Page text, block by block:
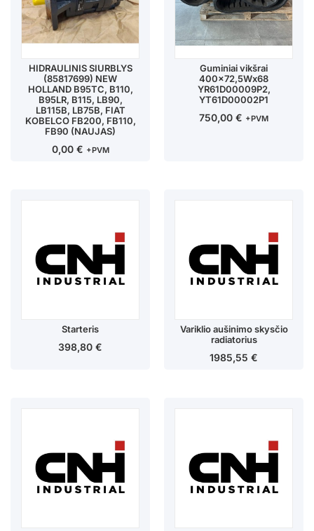
HIDRAULINIS SIURBLYS
(85817699) NEW
HOLLAND B95TC, B110,
B95LR, B115, LB90,
LB115B, LB75B, FIAT
KOBELCO FB200, FB110,
FB90 (NAUJAS)
0,00 € +PVM
Guminiai vikšrai
400×72,5Wx68
YR61D00009P2,
YT61D00002P1
750,00 € +PVM
Starteris
398,80 €
Variklio aušinimo skysčio
radiatorius
1985,55 €